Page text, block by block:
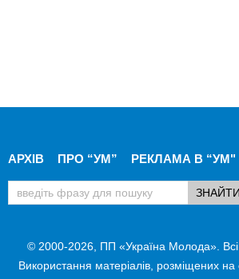
АРХІВ ПРО “УМ” РЕКЛАМА В “УМ"
© 2000-2026, ПП «Україна Молода».
Використання матеріалів, розміщених на